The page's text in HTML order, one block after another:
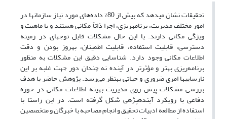
تحقیقات نشان می­دهد که بیش از 80% داده‌­های مورد نیاز سازمان­ها در
امور مختلف مدیریت، برنامه­ریزی، اجرا ذاتاً مکانی هستند و یا ماهیت و
ویژگی مکانی دارند. با این حال مشکلات قابل توجه­ای در زمینه
دسترسی، قابلیت استفاده، قابلیت اطمینان، به­روز بودن و دقت
اطلاعات مکانی وجود دارد. شناسایی دقیق این مشکلات به ­منظور
برنامه­‌ریزی بهتر و مؤثرتر در آینده نه ­چندان دور جهت غلبه بر این
نارسایی­ها امری ضروری و حیاتی به­نظر می­‌رسد. پژوهش حاضر با هدف
بررسی مشکلات پیش­‌ روی مدیریت بهینه اطلاعات مکانی در حوزه
دفاعی با رویکرد آینده­پژهی شکل گرفته است. در این راستا با
استفاده از مطالعه ادبیات تحقیق و انجام مصاحبه با خبرگان و متخصصین